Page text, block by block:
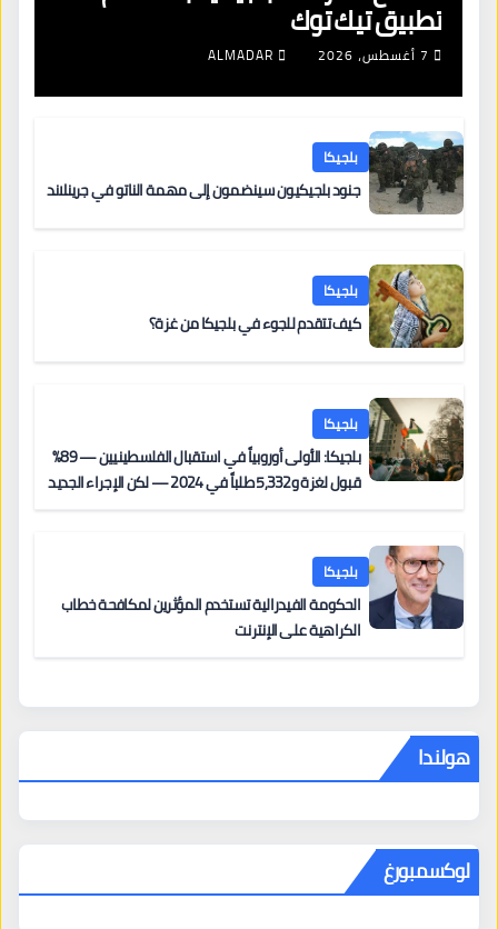
تطبيق تيك توك
7 أغسطس، 2026 ALMADAR
بلجيكا
جنود بلجيكيون سينضمون إلى مهمة الناتو في جرينلاند
بلجيكا
كيف تتقدم للجوء في بلجيكا من غزة؟
بلجيكا
بلجيكا: الأولى أوروبياً في استقبال الفلسطينيين — 89%
قبول لغزة و5,332 طلباً في 2024 — لكن الإجراء الجديد
بلجيكا
الحكومة الفيدرالية تستخدم المؤثرين لمكافحة خطاب
الكراهية على الإنترنت
هولندا
لوكسمبورغ